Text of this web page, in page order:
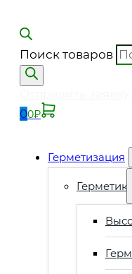
Поиск товаров
00₽
Герметизация